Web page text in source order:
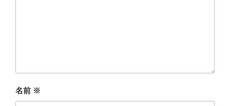
名前 ※